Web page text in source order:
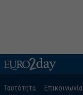
Ταυτότητα Επικοινωνία